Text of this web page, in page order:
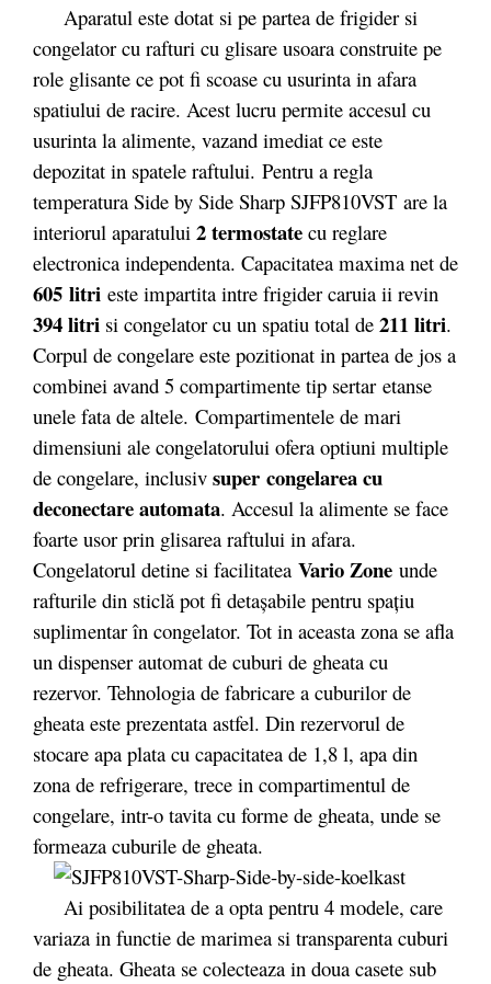
Aparatul este dotat si pe partea de frigider si
congelator cu rafturi cu glisare usoara construite pe
role glisante ce pot fi scoase cu usurinta in afara
spatiului de racire. Acest lucru permite accesul cu
usurinta la alimente, vazand imediat ce este
depozitat in spatele raftului. Pentru a regla
temperatura Side by Side Sharp SJFP810VST are la
interiorul aparatului 2 termostate cu reglare
electronica independenta. Capacitatea maxima net de
605 litri este impartita intre frigider caruia ii revin
394 litri si congelator cu un spatiu total de 211 litri.
Corpul de congelare este pozitionat in partea de jos a
combinei avand 5 compartimente tip sertar etanse
unele fata de altele. Compartimentele de mari
dimensiuni ale congelatorului ofera optiuni multiple
de congelare, inclusiv super congelarea cu
deconectare automata. Accesul la alimente se face
foarte usor prin glisarea raftului in afara.
Congelatorul detine si facilitatea Vario Zone unde
rafturile din sticlă pot fi detașabile pentru spațiu
suplimentar în congelator. Tot in aceasta zona se afla
un dispenser automat de cuburi de gheata cu
rezervor. Tehnologia de fabricare a cuburilor de
gheata este prezentata astfel. Din rezervorul de
stocare apa plata cu capacitatea de 1,8 l, apa din
zona de refrigerare, trece in compartimentul de
congelare, intr-o tavita cu forme de gheata, unde se
formeaza cuburile de gheata.
Ai posibilitatea de a opta pentru 4 modele, care
variaza in functie de marimea si transparenta cuburi
de gheata. Gheata se colecteaza in doua casete sub